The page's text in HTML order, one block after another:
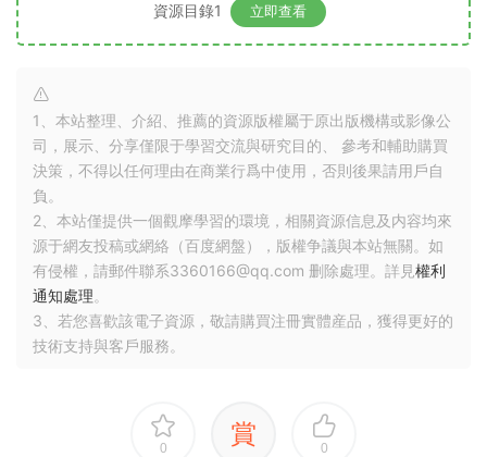
資源目錄1 立即查看
1、本站整理、介紹、推薦的資源版權屬于原出版機構或影像公
司，展示、分享僅限于學習交流與研究目的、 參考和輔助購買
決策，不得以任何理由在商業行爲中使用，否則後果請用戶自
負。
2、本站僅提供一個觀摩學習的環境，相關資源信息及内容均來
源于網友投稿或網絡（百度網盤），版權争議與本站無關。如
有侵權，請郵件聯系3360166@qq.com 删除處理。詳見權利
通知處理。
3、若您喜歡該電子資源，敬請購買注冊實體産品，獲得更好的
技術支持與客戶服務。
0 賞 0